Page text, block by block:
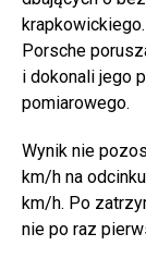
Porsche
i dokonali jego
pomiarowego.
Wynik nie
km/h na
km/h. Po
nie po raz